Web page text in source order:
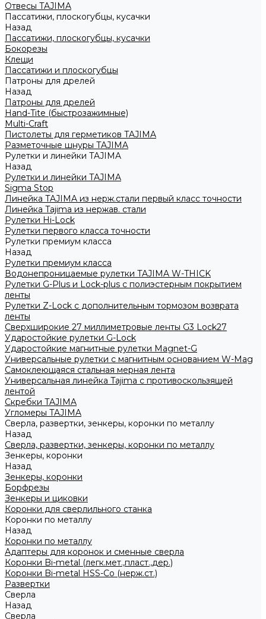
Отвесы TAJIMA
Пассатижи, плоскогубцы, кусачки
Назад
Пассатижи, плоскогубцы, кусачки
Бокорезы
Клещи
Пассатижи и плоскогубцы
Патроны для дрелей
Назад
Патроны для дрелей
Hand-Tite (быстрозажимные)
Multi-Craft
Пистолеты для герметиков TAJIMA
Разметочные шнуры TAJIMA
Рулетки и линейки TAJIMA
Назад
Рулетки и линейки TAJIMA
Sigma Stop
Линейка TAJIMA из нерж.стали первый класс точности
Линейка Tajima из нержав. стали
Рулетки Hi-Lock
Рулетки первого класса точности
Рулетки премиум класса
Назад
Рулетки премиум класса
Водонепроницаемые рулетки TAJIMA W-THICK
Рулетки G-Plus и Lock-plus с полиэстерным покрытием
ленты
Рулетки Z-Lock с дополнительным тормозом возврата
ленты
Сверхширокие 27 миллиметровые ленты G3 Lock27
Ударостойкие рулетки G-Lock
Ударостойкие магнитные рулетки Magnet-G
Универсальные рулетки с магнитным основанием W-Mag
Самоклеющаяся стальная мерная лента
Универсальная линейка Tajima с противоскользящей
лентой
Скребки TAJIMA
Угломеры TAJIMA
Сверла, развертки, зенкеры, коронки по металлу
Назад
Сверла, развертки, зенкеры, коронки по металлу
Зенкеры, коронки
Назад
Зенкеры, коронки
Борфрезы
Зенкеры и циковки
Коронки для сверлильного станка
Коронки по металлу
Назад
Коронки по металлу
Адаптеры для коронок и сменные сверла
Коронки Bi-metal (легк.мет.,пласт.,дер.)
Коронки Bi-metal HSS-Co (нерж.ст.)
Развертки
Сверла
Назад
Сверла